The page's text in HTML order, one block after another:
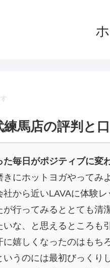
馬店の評判と
毎日がポジティブに変
にホットヨガやってみ
社から近いLAVAに体験
行ってみるととても清
な、と思えるところも
に嬉しくなったのはもち
うのには最初びっくり